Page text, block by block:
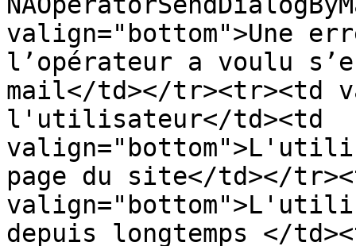
valign="bottom">Une
l’opérateur a voulu
mail</td></tr><tr><td
l'utilisateur</td><td
page du site</td></
depuis longtemps </